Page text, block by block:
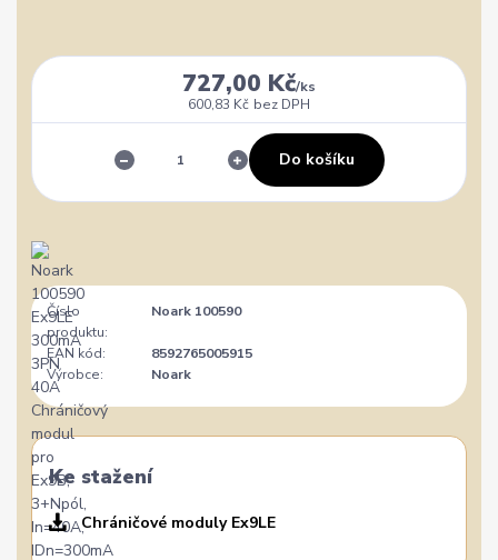
727,00 Kč/ks
600,83 Kč bez DPH
Do košíku
Číslo
produktu:
Noark 100590
EAN kód:
8592765005915
Výrobce:
Noark
Ke stažení
Chráničové moduly Ex9LE